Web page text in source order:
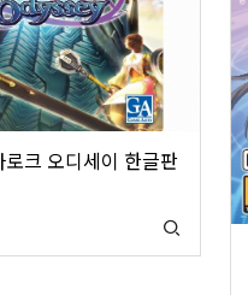
크 오디세이 한글판